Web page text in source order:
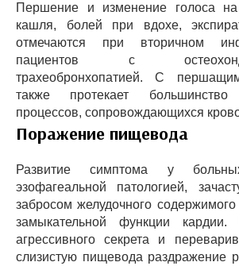
Першение и изменение голоса
кашля, болей при вдохе,
отмечаются при вторичном
пациентов с
трахеобронхопатией. С
также протекает большинство
процессов, сопровождающихся
Поражение пищевода
Развитие симптома у
эзофагеальной патологией,
забросом желудочного
замыкательной функции
агрессивного секрета и
слизистую пищевода раздражение